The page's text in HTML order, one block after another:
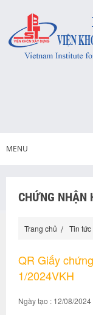
MENU
CHỨNG NHẬN
Trang chủ Tin tức
QR Giấy
1/2024VKH
Ngày tạo : 12/08/2024